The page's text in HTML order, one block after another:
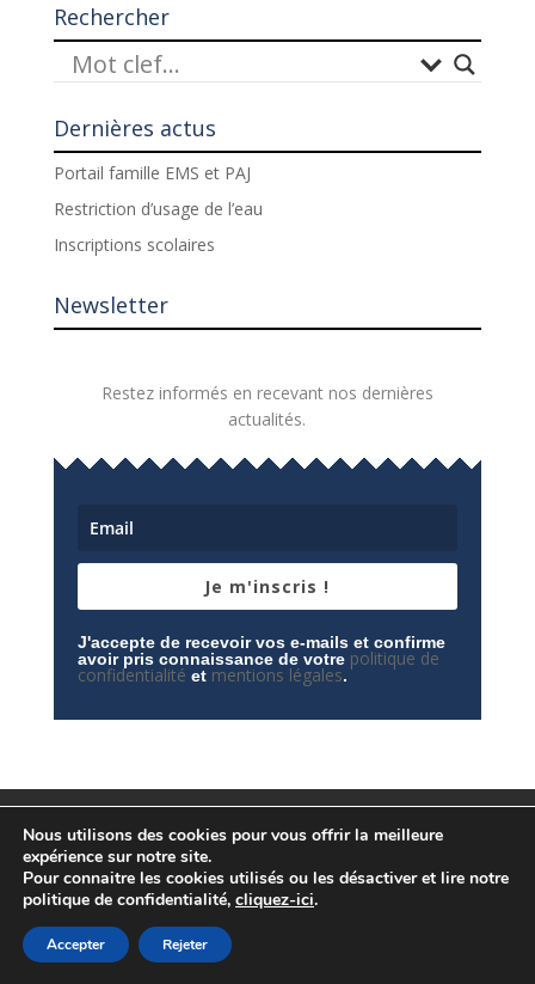
Rechercher
Dernières actus
Portail famille EMS et PAJ
Restriction d’usage de l’eau
Inscriptions scolaires
Newsletter
Restez informés en recevant nos dernières
actualités.
Je m'inscris !
J'accepte de recevoir vos e-mails et confirme
avoir pris connaissance de votre politique de
confidentialité et mentions légales.
Espace privé
Politique de confidentialité
© Conception
Nous utilisons des cookies pour vous offrir la meilleure
expérience sur notre site.
Pour connaitre les cookies utilisés ou les désactiver et lire notre
politique de confidentialité, cliquez-ici.
Accepter Rejeter